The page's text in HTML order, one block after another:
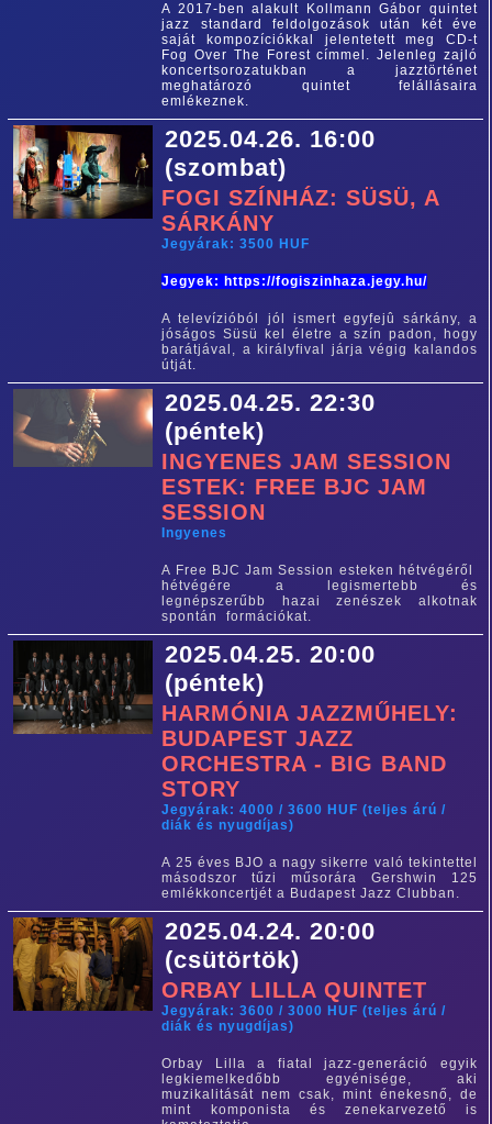
A 2017-ben alakult Kollmann Gábor quintet
jazz standard feldolgozások után két éve
saját kompozíciókkal jelentetett meg CD-t
Fog Over The Forest címmel. Jelenleg zajló
koncertsorozatukban a jazztörténet
meghatározó quintet felállásaira
emlékeznek.
2025.04.26. 16:00
(szombat)
FOGI SZÍNHÁZ: SÜSÜ, A
SÁRKÁNY
Jegyárak: 3500 HUF
Jegyek: https://fogiszinhaza.jegy.hu/
A televízióból jól ismert egyfejû sárkány, a
jóságos Süsü kel életre a szín padon, hogy
barátjával, a királyfival járja végig kalandos
útját.
2025.04.25. 22:30
(péntek)
INGYENES JAM SESSION
ESTEK: FREE BJC JAM
SESSION
Ingyenes
A Free BJC Jam Session esteken hétvégéről
hétvégére a legismertebb és
legnépszerűbb hazai zenészek alkotnak
spontán formációkat.
2025.04.25. 20:00
(péntek)
HARMÓNIA JAZZMŰHELY:
BUDAPEST JAZZ
ORCHESTRA - BIG BAND
STORY
Jegyárak: 4000 / 3600 HUF (teljes árú /
diák és nyugdíjas)
A 25 éves BJO a nagy sikerre való tekintettel
másodszor tűzi műsorára Gershwin 125
emlékkoncertjét a Budapest Jazz Clubban.
2025.04.24. 20:00
(csütörtök)
ORBAY LILLA QUINTET
Jegyárak: 3600 / 3000 HUF (teljes árú /
diák és nyugdíjas)
Orbay Lilla a fiatal jazz-generáció egyik
legkiemelkedőbb egyénisége, aki
muzikalitását nem csak, mint énekesnő, de
mint komponista és zenekarvezető is